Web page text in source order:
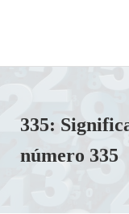
335:
número 335